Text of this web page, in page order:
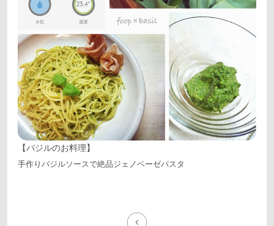
【バジルのお料理】
手作りバジルソースで絶品ジェノベーゼパスタ